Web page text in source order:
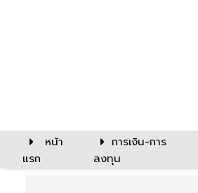
หน้า
แรก
การเงิน-การ
ลงทุน